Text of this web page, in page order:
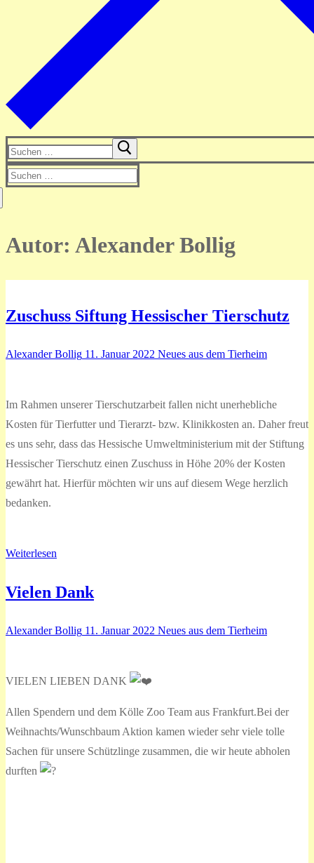
Suchen
nach:
Suchen
Autor: Alexander Bollig
Zuschuss Siftung Hessischer Tierschutz
Alexander Bollig 11. Januar 2022 Neues aus dem Tierheim
Im Rahmen unserer Tierschutzarbeit fallen nicht unerhebliche
Kosten für Tierfutter und Tierarzt- bzw. Klinikkosten an. Daher freut
es uns sehr, dass das Hessische Umweltministerium mit der Stiftung
Hessischer Tierschutz einen Zuschuss in Höhe 20% der Kosten
gewährt hat. Hierfür möchten wir uns auf diesem Wege herzlich
bedanken.
Weiterlesen
Vielen Dank
Alexander Bollig 11. Januar 2022 Neues aus dem Tierheim
VIELEN LIEBEN DANK
Allen Spendern und dem Kölle Zoo Team aus Frankfurt.Bei der
Weihnachts/Wunschbaum Aktion kamen wieder sehr viele tolle
Sachen für unsere Schützlinge zusammen, die wir heute abholen
durften